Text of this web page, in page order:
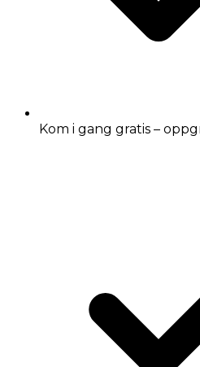
Kom i gang gratis –